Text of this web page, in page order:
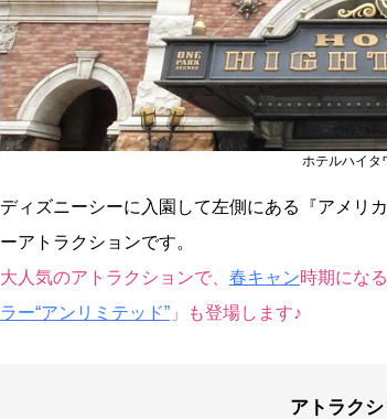
ホテルハイタ
ディズニーシーに入園して左側にある『アメリ
ーアトラクションです。
大人気のアトラクションで、 春キャン時期にな
ラー“アンリミテッド” 」も登場します♪
アトラク